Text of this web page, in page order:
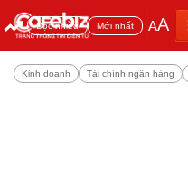
Đọc nhiều Mới nhất AA
Kinh doanh Tài chính ngân hàng